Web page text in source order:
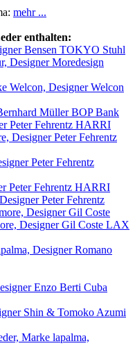
mehr ...
enthalten:
TOKYO Stuhl
BOP Bank
HARRI
HARRI
LAX
Cuba